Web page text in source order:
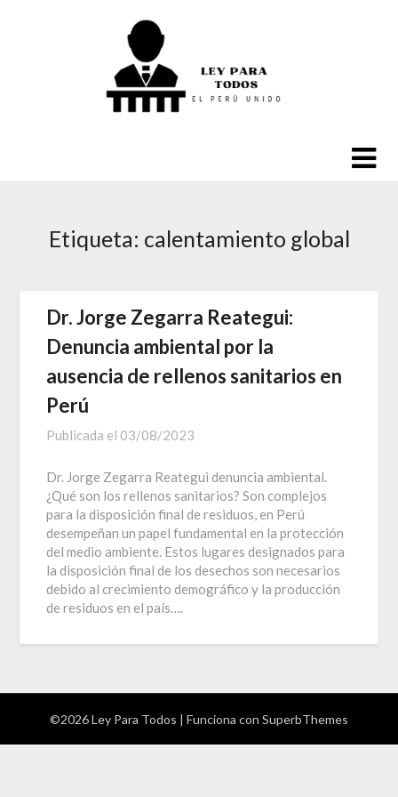
Etiqueta: calentamiento global
Dr. Jorge Zegarra Reategui:
Denuncia ambiental por la
ausencia de rellenos sanitarios en
Perú
Publicada el 03/08/2023
Dr. Jorge Zegarra Reategui denuncia ambiental.
¿Qué son los rellenos sanitarios? Son complejos
para la disposición final de residuos, en Perú
desempeñan un papel fundamental en la protección
del medio ambiente. Estos lugares designados para
la disposición final de los desechos son necesarios
debido al crecimiento demográfico y la producción
de residuos en el país….
©2026 Ley Para Todos | Funciona con SuperbThemes